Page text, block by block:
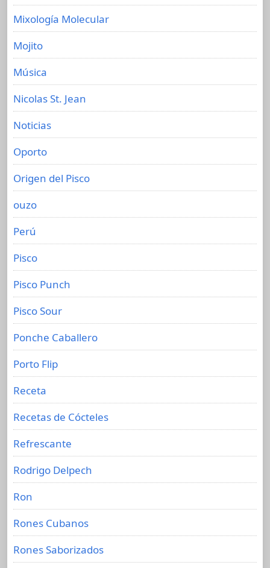
Mixología Molecular
Mojito
Música
Nicolas St. Jean
Noticias
Oporto
Origen del Pisco
ouzo
Perú
Pisco
Pisco Punch
Pisco Sour
Ponche Caballero
Porto Flip
Receta
Recetas de Cócteles
Refrescante
Rodrigo Delpech
Ron
Rones Cubanos
Rones Saborizados